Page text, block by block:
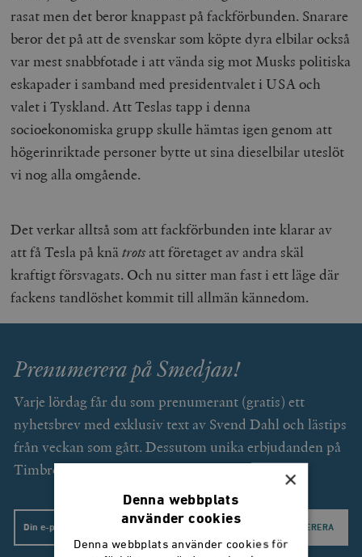
rasat men det beror knappast på fackförbunden. Snarare
beror det på att de svenskar som köpte dyra elbilar också
var mest snabbfotade i att vända sig mot Musks politiska
eskapader i samband med presidentvalet i USA och
valet i Tyskland. Att Teslas tapp i denna
socioekonomiska grupp skulle hämtas igen genom att
högerinriktade personer bytte ut sina dieselbilar uteslöt
vi nog alla omgående.
Det verkar alltså som att fackförbunden inte klarar av
att få Tesla på knätrots att företaget av andra skäl
kraftigt försvagats. Och nu sitter man fast i ett läge där
fackens tandlöshet kommit till allmän kännedom.
Prenumerera på Smedjan!
Varje lördag får du som prenumerant (gratis) ett
nyhetsbrev med exklusiv text av Svend Dahl och lästips
från veckan som gått. Dessutom unika erbjudanden på
Timbro förlags utgivning.
Email
×
Denna webbplats
använder cookies
Denna webbplats använder cookies för